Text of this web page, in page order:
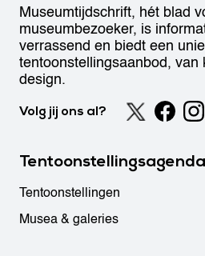
Museumtijdschrift, hét blad
museumbezoeker, is
verrassend en biedt een
tentoonstellingsaanbod,
design.
Volg jij ons al?
Tentoonstellingsagenda
Tentoonstellingen
Musea & galeries